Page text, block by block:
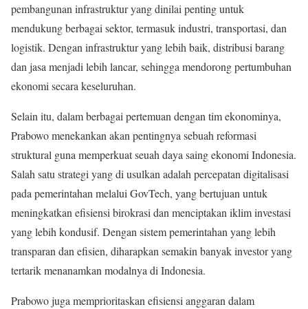
pembangunan infrastruktur yang dinilai penting untuk
mendukung berbagai sektor, termasuk industri, transportasi, dan
logistik. Dengan infrastruktur yang lebih baik, distribusi barang
dan jasa menjadi lebih lancar, sehingga mendorong pertumbuhan
ekonomi secara keseluruhan.
Selain itu, dalam berbagai pertemuan dengan tim ekonominya,
Prabowo menekankan akan pentingnya sebuah reformasi
struktural guna memperkuat seuah daya saing ekonomi Indonesia.
Salah satu strategi yang di usulkan adalah percepatan digitalisasi
pada pemerintahan melalui GovTech, yang bertujuan untuk
meningkatkan efisiensi birokrasi dan menciptakan iklim investasi
yang lebih kondusif. Dengan sistem pemerintahan yang lebih
transparan dan efisien, diharapkan semakin banyak investor yang
tertarik menanamkan modalnya di Indonesia.
Prabowo juga memprioritaskan efisiensi anggaran dalam